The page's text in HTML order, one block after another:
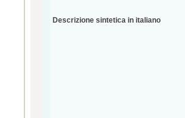
Descrizione sintetica in italiano